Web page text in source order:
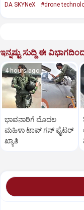
DA SKYNeX
#drone
ಇನ್ನಷ್ಟು ಸುದ್ದಿ ಈ
4 hours ago
ಭಾವನಾರಿಗೆ ಮೊದಲ
ಮಹಿಳಾ ಟಾಪ್‌ ಗನ್‌ ಫೈಟರ್‌
ಖ್ಯಾತಿ